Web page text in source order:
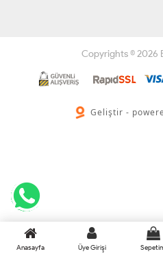
Copyrights © 2026
Geliştir -
Anasayfa Üye Girişi